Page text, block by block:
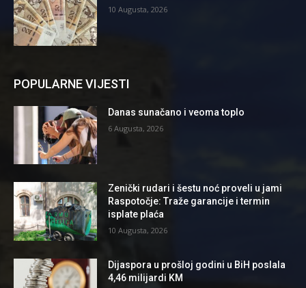
10 Augusta, 2026
POPULARNE VIJESTI
Danas sunačano i veoma toplo
6 Augusta, 2026
Zenički rudari i šestu noć proveli u jami
Raspotočje: Traže garancije i termin
isplate plaća
10 Augusta, 2026
Dijaspora u prošloj godini u BiH poslala
4,46 milijardi KM